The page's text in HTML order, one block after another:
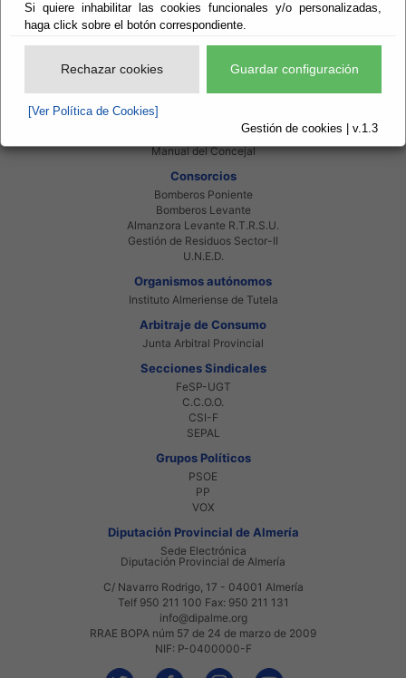
Si quiere inhabilitar las cookies funcionales y/o personalizadas,
haga click sobre el botón correspondiente.
Rechazar cookies Guardar configuración
[Ver Política de Cookies]
Gestión de cookies | v.1.3
Servicios EE.LL.
Red Provincial
Beneficiarios Red Provincial
Agencia Tributaria
Ministerio de Administraciones Públicas
Junta de Andalucia
Manual del Concejal
Consorcios
Bomberos Poniente
Bomberos Levante
Almanzora Levante R.T.R.S.U.
Gestión de Residuos Sector-II
U.N.E.D.
Organismos autónomos
Instituto Almeriense de Tutela
Arbitraje de Consumo
Junta Arbitral Provincial
Secciones Sindicales
FeSP-UGT
C.C.O.O.
CSI-F
SEPAL
Grupos Políticos
PSOE
PP
VOX
Diputación Provincial de Almería
Sede Electrónica
Diputación Provincial de Almería
C/ Navarro Rodrigo, 17 - 04001 Almería
Telf 950 211 100 Fax: 950 211 131
info@dipalme.org
RRAE BOPA núm 57 de 24 de marzo de 2009
NIF: P-0400000-F